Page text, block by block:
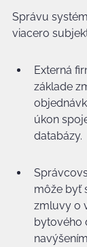
Správu
viacero
Externá
základe
úkon
databázy.
môže byť
zmluvy o
bytového